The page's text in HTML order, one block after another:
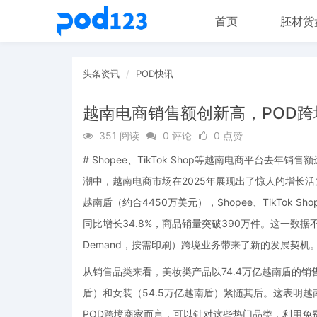
首页 胚材货
头条资讯 POD快讯
越南电商销售额创新高，POD
351 阅读 0 评论
0 点赞
# Shopee、TikTok Shop等越南电商平台去年销售
潮中，越南电商市场在2025年展现出了惊人的增长
越南盾（约合4450万美元），Shopee、TikTok
同比增长34.8%，商品销量突破390万件。这一数据
Demand，按需印刷）跨境业务带来了新的发展契机
从销售品类来看，美妆类产品以74.4万亿越南盾的
盾）和女装（54.5万亿越南盾）紧随其后。这表明
POD跨境商家而言，可以针对这些热门品类，利用